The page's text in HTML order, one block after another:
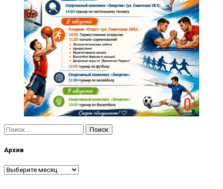
Найти:
Архив
Архив